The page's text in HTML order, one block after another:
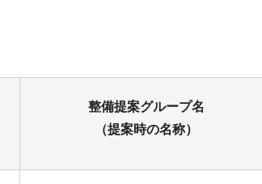
整備提案グループ名
（提案時の名称）